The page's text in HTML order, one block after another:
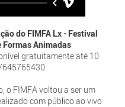
do FIMFA Lx - Festival
Animadas
gratuitamente até 10
645765430
o FIMFA voltou a ser um
com público ao vivo